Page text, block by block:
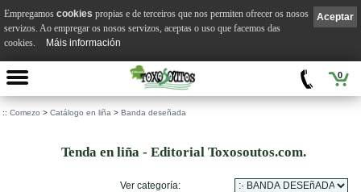
0
:: Comezo > Catálogo en liña > Banda deseñada
Tenda en liña - Editorial Toxosoutos.com.
Ver categoría:
Aceptar
Empregamos cookies propias e de terceiros que nos permiten ofrecer os nosos
servizos. Ao empregar os nosos servizos, aceptas o uso que facemos das
cookies.
Máis información